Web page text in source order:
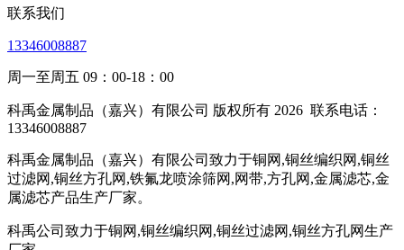
联系我们
13346008887
周一至周五 09：00-18：00
科禹金属制品（嘉兴）有限公司 版权所有 2026 联系电话：
13346008887
科禹金属制品（嘉兴）有限公司致力于铜网,铜丝编织网,铜丝
过滤网,铜丝方孔网,铁氟龙喷涂筛网,网带,方孔网,金属滤芯,金
属滤芯产品生产厂家。
科禹公司致力于铜网,铜丝编织网,铜丝过滤网,铜丝方孔网生产